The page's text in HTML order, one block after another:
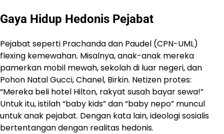
Gaya Hidup Hedonis Pejabat
Pejabat seperti Prachanda dan Paudel (CPN-UML)
flexing kemewahan. Misalnya, anak-anak mereka
pamerkan mobil mewah, sekolah di luar negeri, dan
Pohon Natal Gucci, Chanel, Birkin. Netizen protes:
“Mereka beli hotel Hilton, rakyat susah bayar sewa!”
Untuk itu, istilah “baby kids” dan “baby nepo” muncul
untuk anak pejabat. Dengan kata lain, ideologi sosialis
bertentangan dengan realitas hedonis.